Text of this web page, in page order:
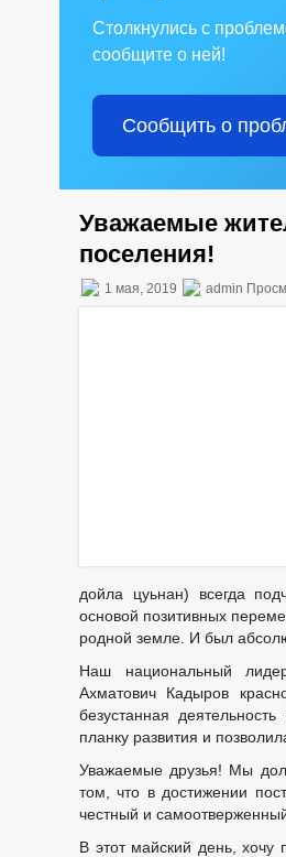
Столкнулись с
сообщите о ней!
Сообщить о
Уважаемые
поселения!
1 мая, 2019 admin
дойла цуьнан) всегда
основой позитивных
родной земле. И был
Наш национальный
Ахматович Кадыров
безустанная
планку развития и
Уважаемые друзья! Мы
том, что в достижении
честный и самоотверженный
В этот майский день, хочу